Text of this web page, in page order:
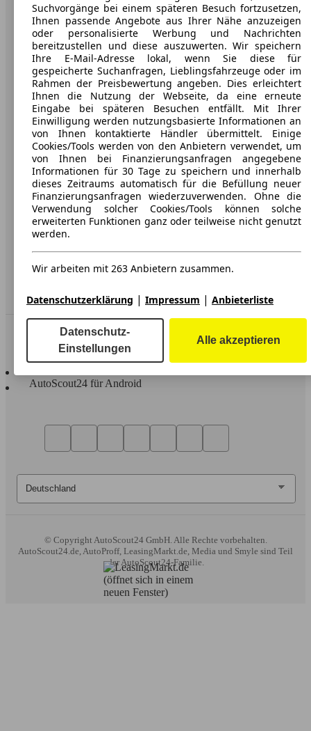
AutoScout24: Europaweit der größte Online-Automarkt.
Unternehmen
Über AutoScout24
Presse
Karriere
Werbung
AGB
Datenschutz
Impressum
Service
In Verbindung bleiben
AutoScout24 für Android
© Copyright AutoScout24 GmbH. Alle Rechte vorbehalten.
AutoScout24.de, AutoProff, LeasingMarkt.de, Media und Smyle sind Teil
der AutoScout24-Familie.
Suchvorgänge bei einem späteren Besuch fortzusetzen,
Ihnen passende Angebote aus Ihrer Nähe anzuzeigen
oder personalisierte Werbung und Nachrichten
bereitzustellen und diese auszuwerten. Wir speichern
Ihre E-Mail-Adresse lokal, wenn Sie diese für
gespeicherte Suchanfragen, Lieblingsfahrzeuge oder im
Rahmen der Preisbewertung angeben. Dies erleichtert
Ihnen die Nutzung der Webseite, da eine erneute
Eingabe bei späteren Besuchen entfällt. Mit Ihrer
Einwilligung werden nutzungsbasierte Informationen an
von Ihnen kontaktierte Händler übermittelt. Einige
Cookies/Tools werden von den Anbietern verwendet, um
von Ihnen bei Finanzierungsanfragen angegebene
Informationen für 30 Tage zu speichern und innerhalb
dieses Zeitraums automatisch für die Befüllung neuer
Finanzierungsanfragen wiederzuverwenden. Ohne die
Verwendung solcher Cookies/Tools können solche
erweiterten Funktionen ganz oder teilweise nicht genutzt
werden.
Wir arbeiten mit 263 Anbietern zusammen.
Datenschutzerklärung | Impressum | Anbieterliste
Datenschutz-
Einstellungen
Alle akzeptieren